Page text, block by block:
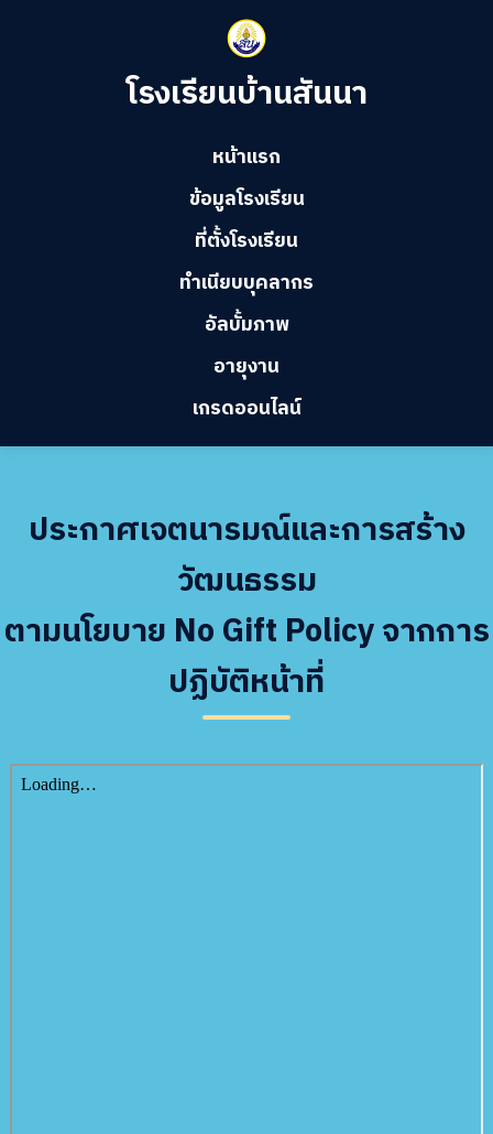
โรงเรียนบ้านสันนา
หน้าแรก
ข้อมูลโรงเรียน
ที่ตั้งโรงเรียน
ทำเนียบบุคลากร
อัลบั้มภาพ
อายุงาน
เกรดออนไลน์
ประกาศเจตนารมณ์และการสร้าง
วัฒนธรรม
ตามนโยบาย No Gift Policy จากการ
ปฏิบัติหน้าที่